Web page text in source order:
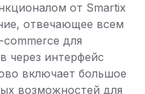
от Smartix
отвечающее всем
для
через интерфейс
включает большое
возможностей для